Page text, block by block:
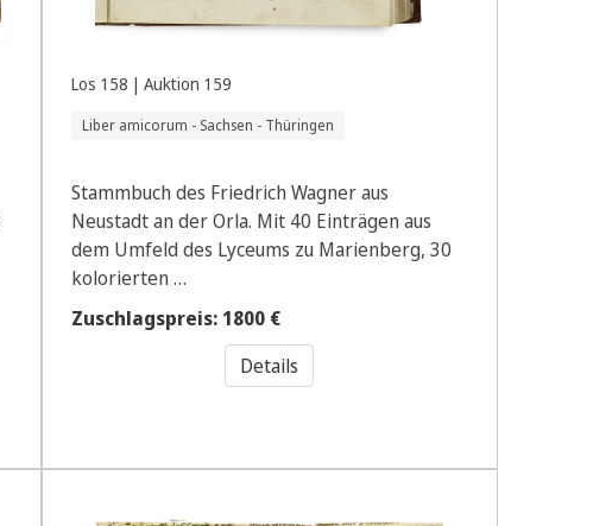
Los 158 | Auktion 159
Liber amicorum - Sachsen - Thüringen
Stammbuch des Friedrich Wagner aus
Neustadt an der Orla. Mit 40 Einträgen aus
dem Umfeld des Lyceums zu Marienberg, 30
kolorierten …
Zuschlagspreis: 1800 €
Details